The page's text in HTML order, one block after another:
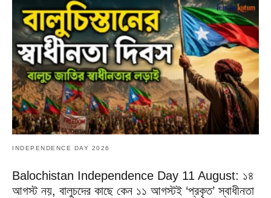
INDEPENDENCE DAY 2026
Balochistan Independence Day 11 August: ১৪
আগস্ট নয়, বালুচদের কাছে কেন ১১ আগস্টই ‘প্রকৃত’ স্বাধীনতা